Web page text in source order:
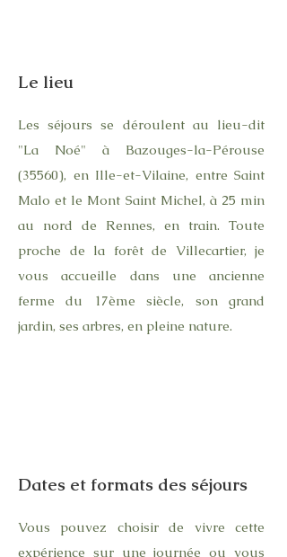
Le lieu
Les séjours se déroulent au lieu-dit
"La Noé" à Bazouges-la-Pérouse
(35560), en Ille-et-Vilaine, entre Saint
Malo et le Mont Saint Michel, à 25 min
au nord de Rennes, en train. Toute
proche de la forêt de Villecartier, je
vous accueille dans une ancienne
ferme du 17ème siècle, son grand
jardin, ses arbres, en pleine nature.
Dates et formats des séjours
Vous pouvez choisir de vivre cette
expérience sur une journée ou vous